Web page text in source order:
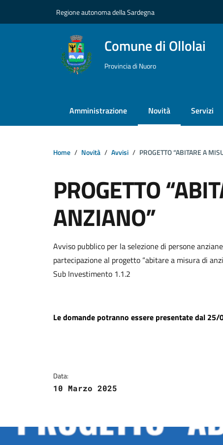
Regione autonoma della Sardegna
Comune di Ollolai
Provincia di Nuoro
Amministrazione Novità Servizi
Home Novità Avvisi PROGETTO “ABITARE A
PROGETTO
ANZIANO”
Dettagli della
Avviso pubblico per la selezione di persone
partecipazione al progetto “abitare a misura di
Sub Investimento 1.1.2
Le domande potranno essere presentate dal
Data:
10 Marzo 2025